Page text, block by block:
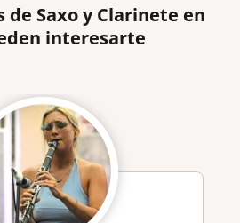
Saxo y Clarinete en
interesarte